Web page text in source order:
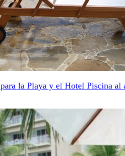
la Playa y el Hotel Piscina al